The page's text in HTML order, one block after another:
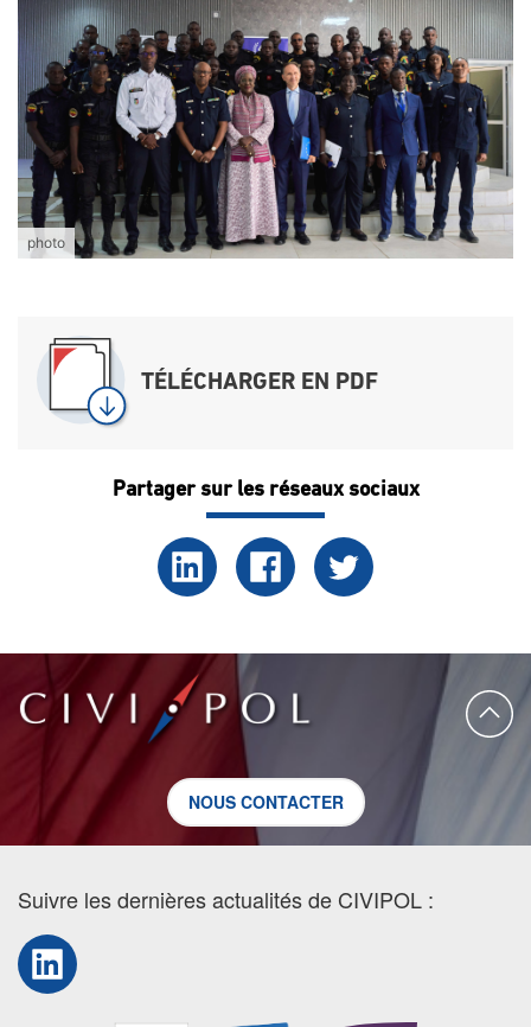
photo
TÉLÉCHARGER EN PDF
Partager sur les réseaux sociaux
NOUS CONTACTER
Suivre les dernières actualités de CIVIPOL :
LinkedIn